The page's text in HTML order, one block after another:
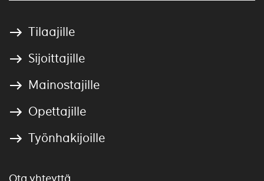
Tilaajille
Sijoittajille
Mainostajille
Opettajille
Työnhakijoille
Ota yhteyttä